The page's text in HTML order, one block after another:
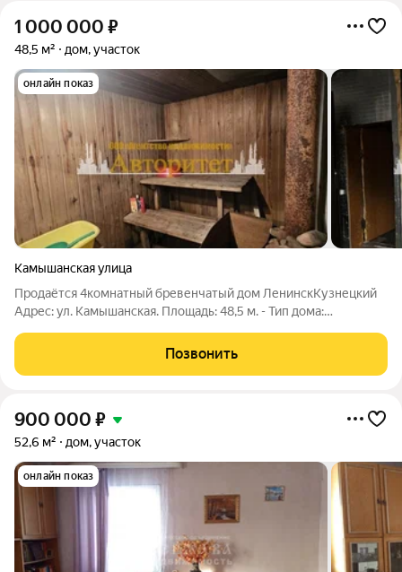
1 000 000 ₽
48,5 м² дом, участок
онлайн показ
Камышанская улица
Продаётся 4комнатный бревенчатый дом ЛенинскКузнецкий
Адрес: ул. Камышанская. Площадь: 48,5 м. - Тип дома:
просторный зал. - Санузел: внутри дома. - Потолки: высокие
ощущение простора. -
Позвонить
900 000 ₽
52,6 м² дом, участок
онлайн показ